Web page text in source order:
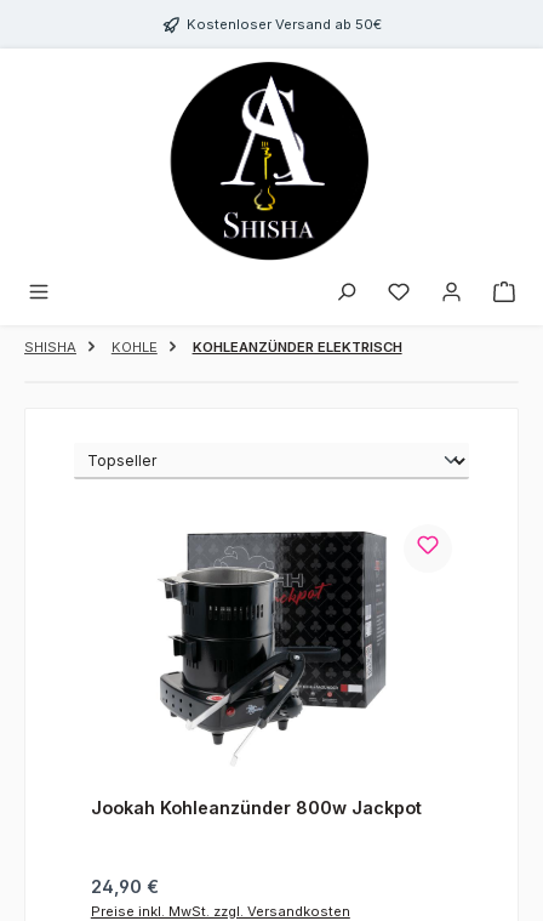
Zum Hauptinhalt springenKostenloser Versand ab 50€
Du hast 0
SHISHA KOHLE KOHLEANZÜNDER ELEKTRISCH
Jookah Kohleanzünder 800w Jackpot
Regulärer Preis:
24,90 €
Preise inkl. MwSt. zzgl. Versandkosten